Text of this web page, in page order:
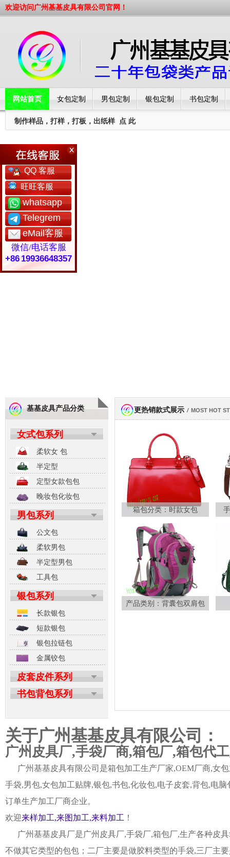
欢迎访问广州基基皮具有限公司官网！
网站首页 女包定制 男包定制 银包定制 书包定制
工厂简介
制作样品，打样，打板，出纸样 点 此
基基皮具产品分类
女式包系列
柔软女 包
半定型
定型女款包包
晚妆包化妆包
男包系列
公文包
柔软男包
半定型男包
工具包
银包系列
长款银包
短款银包
银包拉链包
金属铰包
皮套皮件系列
书包背包系列
更热销款式展示 / MOST HOT
箱包分类：时款女包
产品类别：背囊包双肩包
关于广州基基皮具有限公司：
广州皮具厂,手袋厂商,箱包厂,箱包代
广州基基皮具有限公司是箱包加工生产厂家,OEM厂商,女
手袋,男包,女包加工贴牌,银包,书包,化妆包,电子皮套,背包,电
订单生产加工厂商企业。
欢迎来样加工,来图加工,来料加工 ！
广州基基皮具厂是广州皮具厂,手袋厂,箱包厂,生产各种皮
不做其它类型的包包；二厂主要是做胶料类型的手袋,三厂主
QQ 客服
旺旺客服
whatsapp
Telegrem
eMail客服
微信/电话客服
+86 19936648357